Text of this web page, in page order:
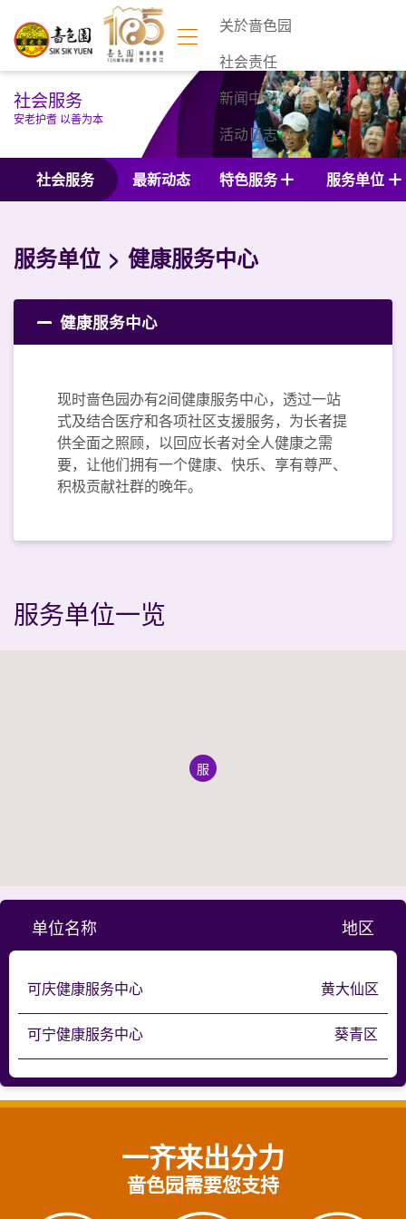
关於啬色园
社会责任
新闻中心
活动日志
联络我们
社会服务
安老护耆 以善为本
社会服务 最新动态 特色服务 服务单位
服务单位 健康服务中心
健康服务中心
现时啬色园办有2间健康服务中心，透过一站
式及结合医疗和各项社区支援服务，为长者提
供全面之照顾，以回应长者对全人健康之需
要，让他们拥有一个健康、快乐、享有尊严、
积极贡献社群的晚年。
服务单位一览
服
单位名称 地区
可庆健康服务中心 黄大仙区
可宁健康服务中心 葵青区
一齐来出分力
啬色园需要您支持